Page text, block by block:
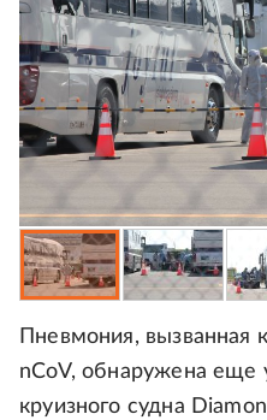
Пневмония, вызванная
nCoV, обнаружена еще
круизного судна